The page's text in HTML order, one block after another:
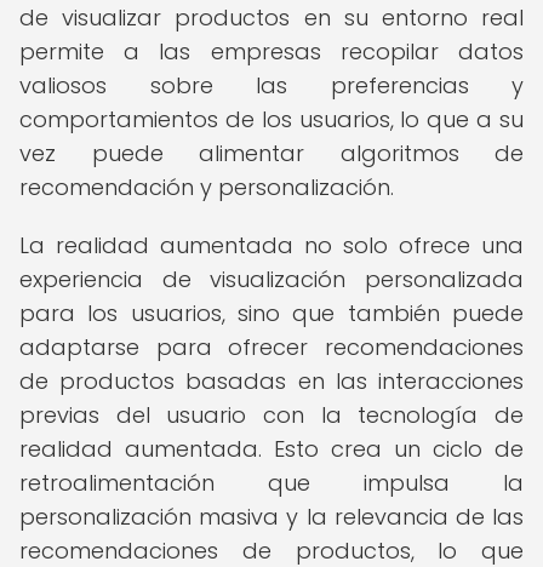
de visualizar productos en su entorno real
permite a las empresas recopilar datos
valiosos sobre las preferencias y
comportamientos de los usuarios, lo que a su
vez puede alimentar algoritmos de
recomendación y personalización.
La realidad aumentada no solo ofrece una
experiencia de visualización personalizada
para los usuarios, sino que también puede
adaptarse para ofrecer recomendaciones
de productos basadas en las interacciones
previas del usuario con la tecnología de
realidad aumentada. Esto crea un ciclo de
retroalimentación que impulsa la
personalización masiva y la relevancia de las
recomendaciones de productos, lo que